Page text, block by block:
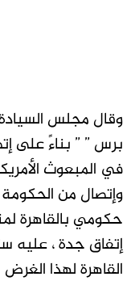
وقال مجلس
برس ” ” بناءً على
في المبعوث
وإتصال من
حكومي بالقاهرة
إتفاق جدة ، عليه
القاهرة لهذا